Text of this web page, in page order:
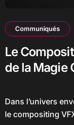
Communiqués
Le
de la Magie
Dans l’univers envoûtant du cinéma et de la télévision,
le compositing